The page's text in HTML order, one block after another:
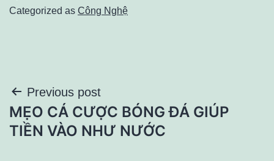
Categorized as Công Nghệ
Điều
hướng
Previous post
MẸO CÁ CƯỢC BÓNG ĐÁ GIÚP
TIỀN VÀO NHƯ NƯỚC